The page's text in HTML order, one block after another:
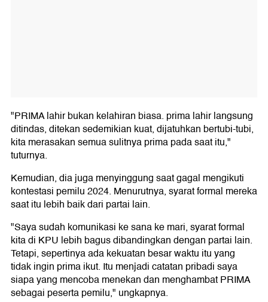
"PRIMA lahir bukan kelahiran biasa. prima lahir langsung
ditindas, ditekan sedemikian kuat, dijatuhkan bertubi-tubi,
kita merasakan semua sulitnya prima pada saat itu,"
tuturnya.
Kemudian, dia juga menyinggung saat gagal mengikuti
kontestasi pemilu 2024. Menurutnya, syarat formal mereka
saat itu lebih baik dari partai lain.
"Saya sudah komunikasi ke sana ke mari, syarat formal
kita di KPU lebih bagus dibandingkan dengan partai lain.
Tetapi, sepertinya ada kekuatan besar waktu itu yang
tidak ingin prima ikut. Itu menjadi catatan pribadi saya
siapa yang mencoba menekan dan menghambat PRIMA
sebagai peserta pemilu," ungkapnya.